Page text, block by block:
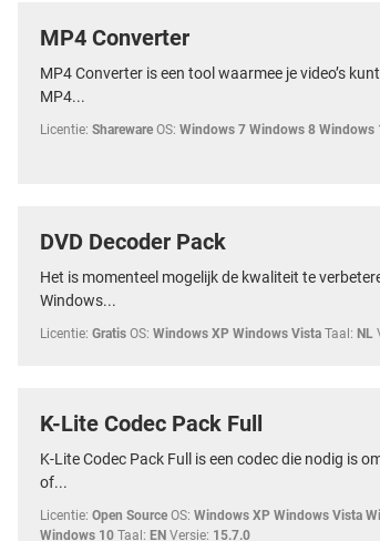
MP4 Converter
MP4 Converter is een tool waarmee je video’s
MP4...
Licentie: Shareware OS: Windows 7 Windows 8 Windows
DVD Decoder Pack
Het is momenteel mogelijk de kwaliteit te
Windows...
Licentie: Gratis OS: Windows XP Windows Vista Taal: NL
K-Lite Codec Pack Full
K-Lite Codec Pack Full is een codec die nodig is
of...
Licentie: Open Source OS: Windows XP Windows Vista
Windows 10 Taal: EN Versie: 15.7.0